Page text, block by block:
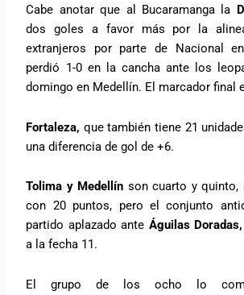
Cabe anotar que al Bucaramanga la
dos goles a favor más por la
extranjeros por parte de Nacional
perdió 1-0 en la cancha ante los
domingo en Medellín. El marcador final
Fortaleza, que también tiene 21
una diferencia de gol de +6.
Tolima y Medellín son cuarto y quinto,
con 20 puntos, pero el conjunto
partido aplazado ante Águilas Doradas,
a la fecha 11.
El grupo de los ocho lo